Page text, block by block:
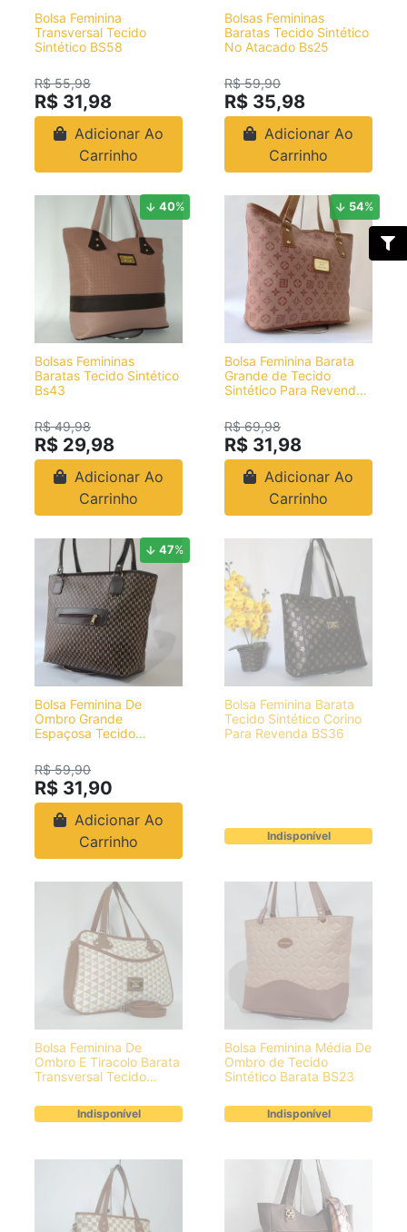
Bolsa Feminina
Transversal Tecido
Sintético BS58
R$ 55,98
R$ 31,98
Adicionar Ao
Carrinho
Bolsas Femininas
Baratas Tecido Sintético
No Atacado Bs25
R$ 59,90
R$ 35,98
Adicionar Ao
Carrinho
40%
Bolsas Femininas
Baratas Tecido Sintético
Bs43
R$ 49,98
R$ 29,98
Adicionar Ao
Carrinho
54%
Bolsa Feminina Barata
Grande de Tecido
Sintético Para Revenda
R$ 69,98
R$ 31,98
Adicionar Ao
Carrinho
47%
Bolsa Feminina De
Ombro Grande
Espaçosa Tecido
R$ 59,90
R$ 31,90
Adicionar Ao
Carrinho
Bolsa Feminina Barata
Tecido Sintético Corino
Para Revenda BS36
Indisponível
Bolsa Feminina De
Ombro E Tiracolo Barata
Transversal Tecido
Indisponível
Bolsa Feminina Média De
Ombro de Tecido
Sintético Barata BS23
Indisponível